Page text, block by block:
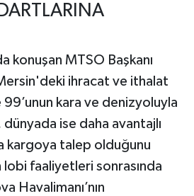
konuşan MTSO Başkanı
ihracat ve ithalat
99’unun kara ve denizyoluyla
ise daha avantajlı
kargoya talep olduğunu
faaliyetleri sonrasında
Havalimanı’nın